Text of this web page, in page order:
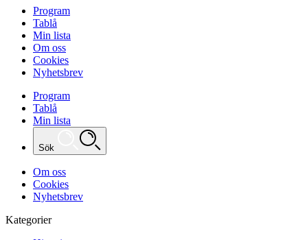
Program
Tablå
Min lista
Om oss
Cookies
Nyhetsbrev
Program
Tablå
Min lista
Sök
Om oss
Cookies
Nyhetsbrev
Kategorier